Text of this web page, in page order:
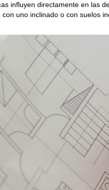
influyen directamente en las
uno inclinado o con suelos